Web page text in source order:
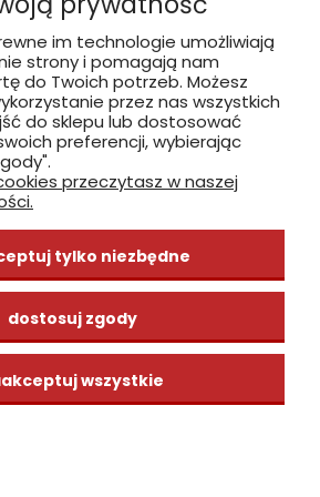
zobacz, jak dojechać
INFORMACJE
ZAKUPY
CENTRUM WIEDZY
im technologie umożliwiają
strony i pomagają nam
do Twoich potrzeb. Możesz
przez nas wszystkich
do sklepu lub dostosować
preferencji, wybierając
przeczytasz w naszej
tylko niezbędne
dostosuj zgody
wszystkie